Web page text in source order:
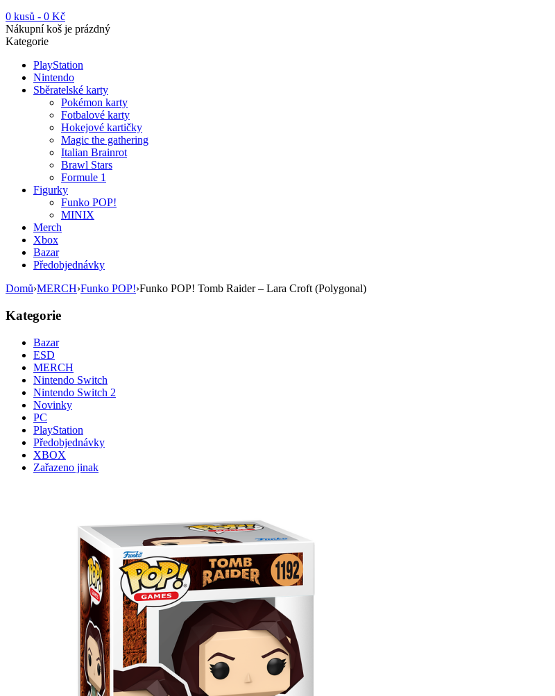
0 kusů - 0 Kč
Nákupní koš je prázdný
Kategorie
PlayStation
Nintendo
Sběratelské karty
Pokémon karty
Fotbalové karty
Hokejové kartičky
Magic the gathering
Italian Brainrot
Brawl Stars
Formule 1
Figurky
Funko POP!
MINIX
Merch
Xbox
Bazar
Předobjednávky
Domů›MERCH›Funko POP!›Funko POP! Tomb Raider – Lara Croft (Polygonal)
Kategorie
Bazar
ESD
MERCH
Nintendo Switch
Nintendo Switch 2
Novinky
PC
PlayStation
Předobjednávky
XBOX
Zařazeno jinak